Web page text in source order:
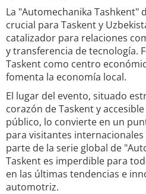
La "Automechanika Tashkent"
crucial para Taskent y
catalizador para relaciones
y transferencia de tecnología.
Taskent como centro
fomenta la economía local.
El lugar del evento, situado
corazón de Taskent y
público, lo convierte en un
para visitantes
parte de la serie global de
Taskent es imperdible para
en las últimas tendencias e
automotriz.